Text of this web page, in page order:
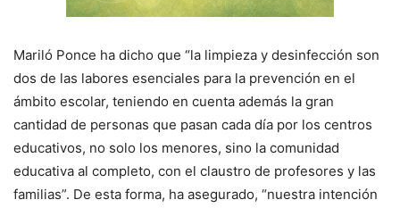
Mariló Ponce ha dicho que “la limpieza y desinfección son
dos de las labores esenciales para la prevención en el
ámbito escolar, teniendo en cuenta además la gran
cantidad de personas que pasan cada día por los centros
educativos, no solo los menores, sino la comunidad
educativa al completo, con el claustro de profesores y las
familias”. De esta forma, ha asegurado, “nuestra intención